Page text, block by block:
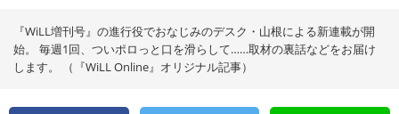
ン
ラ
イ
ン
）
『WiLL増刊号』の進行役でおなじみのデスク・山根による新連載が開
始。 毎週1回、ついポロっと口を滑らして……取材の裏話などをお届け
します。 （『WiLL Online』オリジナル記事）